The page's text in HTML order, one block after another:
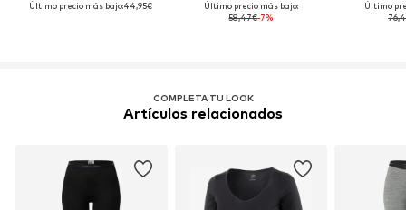
Último precio más bajo:44,95€
Último precio más bajo:
58,47€-7%
Último
COMPLETA TU LOOK
Artículos relacionados